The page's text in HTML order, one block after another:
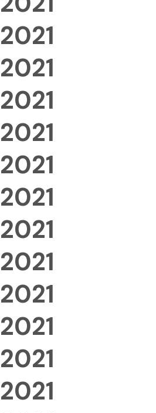
2021
2021
2021
2021
2021
2021
2021
2021
2021
2021
2021
2021